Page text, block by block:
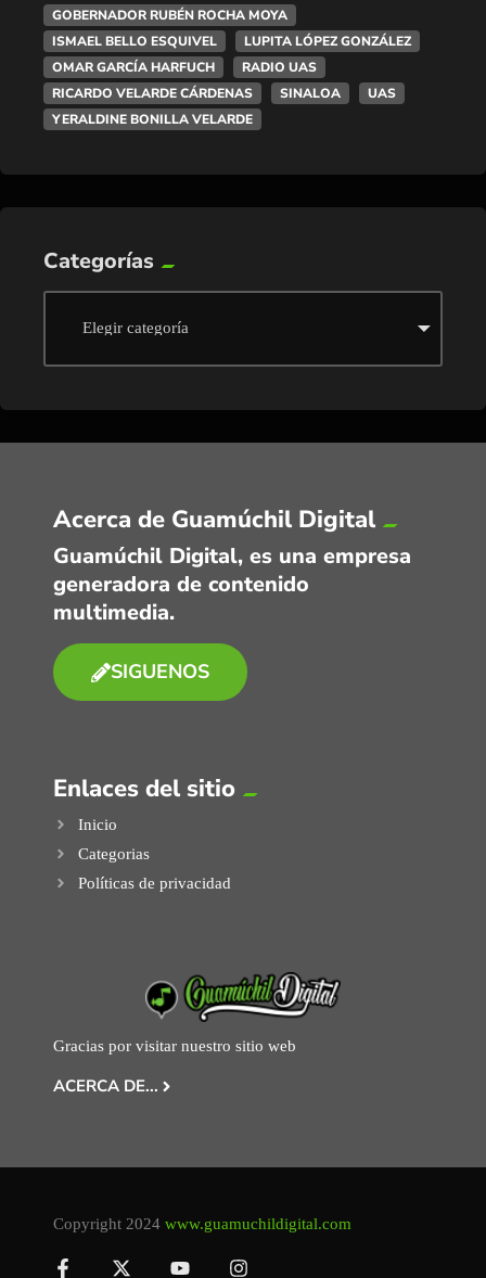
GOBERNADOR RUBÉN ROCHA MOYA
ISMAEL BELLO ESQUIVEL
LUPITA LÓPEZ GONZÁLEZ
OMAR GARCÍA HARFUCH
RADIO UAS
RICARDO VELARDE CÁRDENAS
SINALOA
UAS
YERALDINE BONILLA VELARDE
Categorías
Acerca de Guamúchil Digital
Guamúchil Digital, es una empresa
generadora de contenido
multimedia.
SIGUENOS
Enlaces del sitio
Inicio
Categorias
Políticas de privacidad
Gracias por visitar nuestro sitio web
ACERCA DE...
Copyright 2024 www.guamuchildigital.com